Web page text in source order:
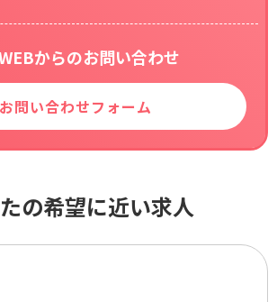
からのお問い合わせ
お問い合わせフォーム
の希望に近い求人